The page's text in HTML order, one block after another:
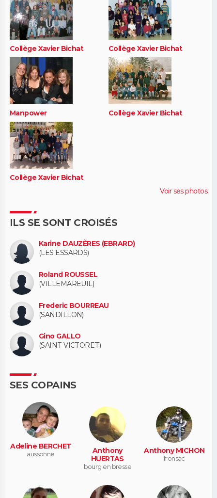
Collège Xavier Bichat Collège Xavier Bichat
Manpower Collège Xavier Bichat
Collège Xavier Bichat
Voir ses photos
ILS SE SONT CROISÉS
Karine DAUZÈRES (EBRARD)
(LES ESSARDS)
Roland ROUSSEL
(VILLEMAREUIL)
Frederic BOURREAU
(SANDILLON)
Gino GALLO
(SAINT VICTORET)
SES COPAINS
Adeline BERCHET
aussonne
Anthony
HUERTAS
bourg en bresse
Anthony MICHON
fronsac